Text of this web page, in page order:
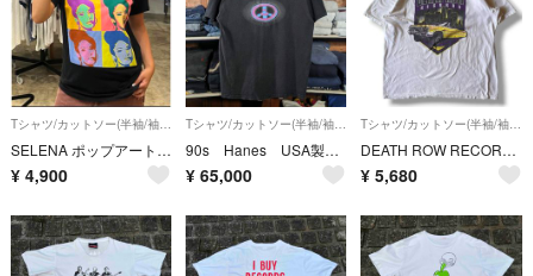
Tシャツ/カットソー(半袖/袖なし)
SELENA ポップアート プリント Tシャツ ブラック L
¥ 4,900
Tシャツ/カットソー(半袖/袖なし)
90s Hanes USA製 ハードメタルバンド CUMP'NY MEET'N
¥ 65,000
Tシャツ/カットソー(半袖/袖なし)
DEATH ROW RECORDS ローライダー ヒップホップ Tシャツ L 白
¥ 5,680